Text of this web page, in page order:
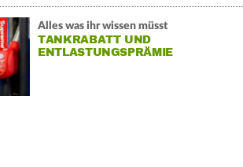
Alles was ihr wissen müsst
TANKRABATT UND
ENTLASTUNGSPRÄMIE